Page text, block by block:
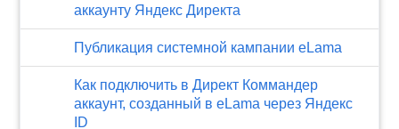
аккаунту Яндекс Директа
Публикация системной кампании eLama
Как подключить в Директ Коммандер
аккаунт, созданный в eLama через Яндекс
ID